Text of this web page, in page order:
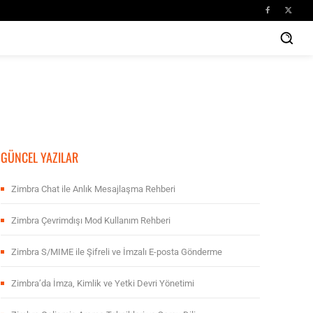
GÜNCEL YAZILAR
Zimbra Chat ile Anlık Mesajlaşma Rehberi
Zimbra Çevrimdışı Mod Kullanım Rehberi
Zimbra S/MIME ile Şifreli ve İmzalı E-posta Gönderme
Zimbra’da İmza, Kimlik ve Yetki Devri Yönetimi